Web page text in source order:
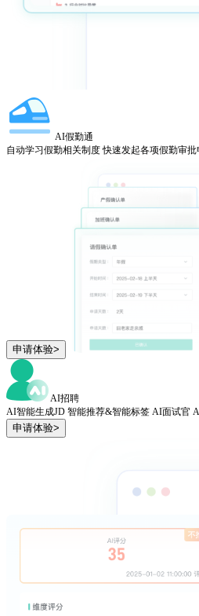
AI假勤通
自动学习假勤相关制度 快速发起各项假勤审批
申请体验>
AI招聘
AI智能生成JD 智能推荐&智能标签 AI面试官
申请体验>